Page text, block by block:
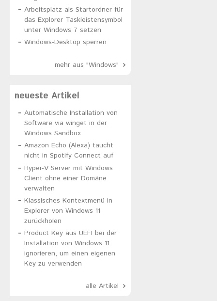
Arbeitsplatz als Startordner für
das Explorer Taskleistensymbol
unter Windows 7 setzen
Windows-Desktop sperren
mehr aus "Windows"
neueste Artikel
Automatische Installation von
Software via winget in der
Windows Sandbox
Amazon Echo (Alexa) taucht
nicht in Spotify Connect auf
Hyper-V Server mit Windows
Client ohne einer Domäne
verwalten
Klassisches Kontextmenü in
Explorer von Windows 11
zurückholen
Product Key aus UEFI bei der
Installation von Windows 11
ignorieren, um einen eigenen
Key zu verwenden
alle Artikel